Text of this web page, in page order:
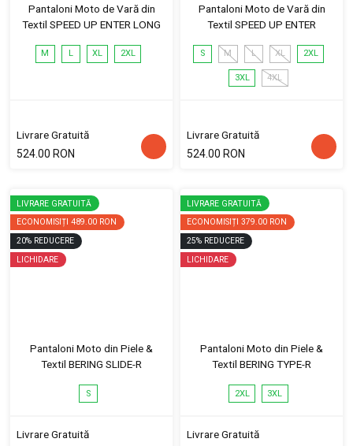
Pantaloni Moto de Vară din
Textil SPEED UP ENTER LONG
M L XL 2XL
Livrare Gratuită
524.00 RON
Pantaloni Moto de Vară din
Textil SPEED UP ENTER
S M L XL 2XL
3XL 4XL
Livrare Gratuită
524.00 RON
LIVRARE GRATUITĂ
ECONOMISIȚI 489.00 RON
20% REDUCERE
LICHIDARE
Pantaloni Moto din Piele &
Textil BERING SLIDE-R
S
Livrare Gratuită
LIVRARE GRATUITĂ
ECONOMISIȚI 379.00 RON
25% REDUCERE
LICHIDARE
Pantaloni Moto din Piele &
Textil BERING TYPE-R
2XL 3XL
Livrare Gratuită